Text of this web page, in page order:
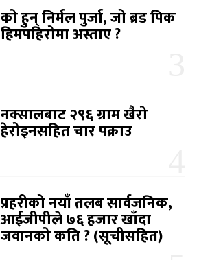
को हुन् निर्मल पुर्जा, जो ब्रड पिक
हिमपहिरोमा अस्ताए ?
नक्सालबाट २९६ ग्राम खैरो
हेरोइनसहित चार पक्राउ
प्रहरीको नयाँ तलब सार्वजनिक,
आईजीपीले ७६ हजार खाँदा
जवानको कति ? (सूचीसहित)